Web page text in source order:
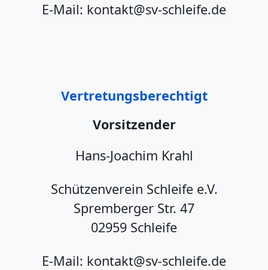
E-Mail: kontakt@sv-schleife.de
Vertretungsberechtigt
Vorsitzender
Hans-Joachim Krahl
Schützenverein Schleife e.V.
Spremberger Str. 47
02959 Schleife
E-Mail: kontakt@sv-schleife.de